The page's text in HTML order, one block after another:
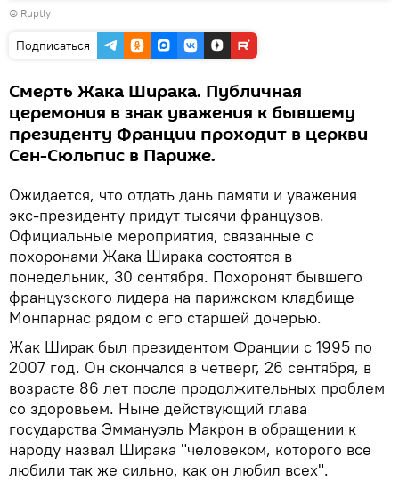
Воспроизвести
видео
© Ruptly
Подписаться
Смерть Жака Ширака. Публичная
церемония в знак уважения к бывшему
президенту Франции проходит в церкви
Сен-Сюльпис в Париже.
Ожидается, что отдать дань памяти и уважения
экс-президенту придут тысячи французов.
Официальные мероприятия, связанные с
похоронами Жака Ширака состоятся в
понедельник, 30 сентября. Похоронят бывшего
французского лидера на парижском кладбище
Монпарнас рядом с его старшей дочерью.
Жак Ширак был президентом Франции с 1995 по
2007 год. Он скончался в четверг, 26 сентября, в
возрасте 86 лет после продолжительных проблем
со здоровьем. Ныне действующий глава
государства Эммануэль Макрон в обращении к
народу назвал Ширака "человеком, которого все
любили так же сильно, как он любил всех".